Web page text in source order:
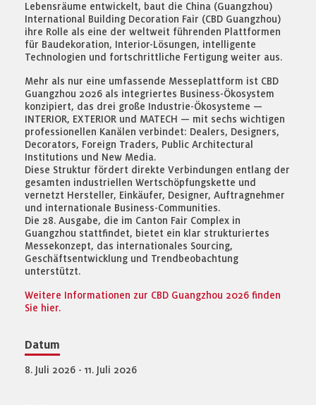
Lebensräume entwickelt, baut die China (Guangzhou)
International Building Decoration Fair (CBD Guangzhou)
ihre Rolle als eine der weltweit führenden Plattformen
für Baudekoration, Interior-Lösungen, intelligente
Technologien und fortschrittliche Fertigung weiter aus.
Mehr als nur eine umfassende Messeplattform ist CBD
Guangzhou 2026 als integriertes Business-Ökosystem
konzipiert, das drei große Industrie-Ökosysteme —
INTERIOR, EXTERIOR und MATECH — mit sechs wichtigen
professionellen Kanälen verbindet: Dealers, Designers,
Decorators, Foreign Traders, Public Architectural
Institutions und New Media.
Diese Struktur fördert direkte Verbindungen entlang der
gesamten industriellen Wertschöpfungskette und
vernetzt Hersteller, Einkäufer, Designer, Auftragnehmer
und internationale Business-Communities.
Die 28. Ausgabe, die im Canton Fair Complex in
Guangzhou stattfindet, bietet ein klar strukturiertes
Messekonzept, das internationales Sourcing,
Geschäftsentwicklung und Trendbeobachtung
unterstützt.
Weitere Informationen zur CBD Guangzhou 2026 finden
Sie hier.
Datum
8. Juli 2026 - 11. Juli 2026